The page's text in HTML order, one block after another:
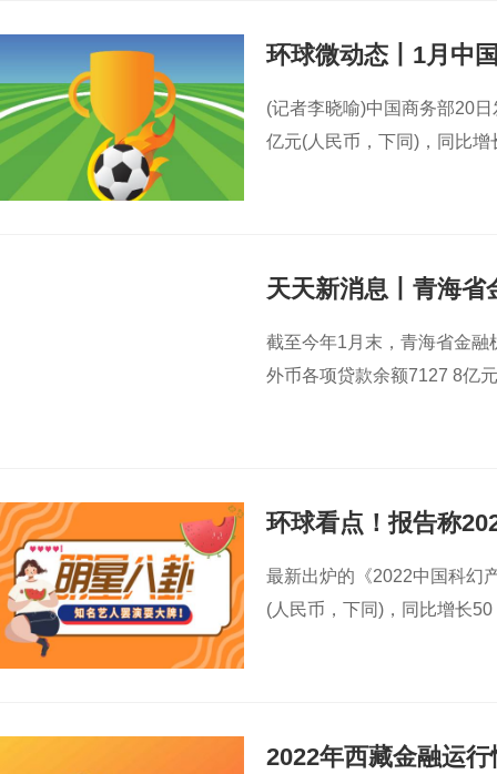
环球微动态丨1月中
(记者李晓喻)中国商务部20
亿元(人民币，下同)，同比
天天新消息丨青海省
以上
截至今年1月末，青海省金
外币各项贷款余额7127 8亿
环球看点！报告称
增长50.5%
最新出炉的《2022中国科幻
(人民币，下同)，同比增长
2022年西藏金融运